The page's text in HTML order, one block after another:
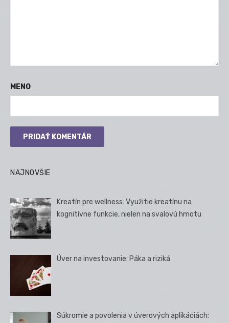
MENO
NAJNOVŠIE
Kreatín pre wellness: Využitie kreatínu na
kognitívne funkcie, nielen na svalovú hmotu
Úver na investovanie: Páka a riziká
Súkromie a povolenia v úverových aplikáciách: